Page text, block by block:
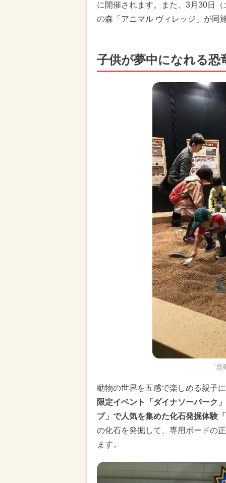
に開催されます。また、3月30日
の森「アニマル ヴィレッジ」が同
子供が夢中になれる
「
動物の世界を五感で楽しめる親子
限定イベント「ダイナソーパーク
プ」で人気を集めた化石発掘体験
の化石を発掘して、専用ボードの
ます。